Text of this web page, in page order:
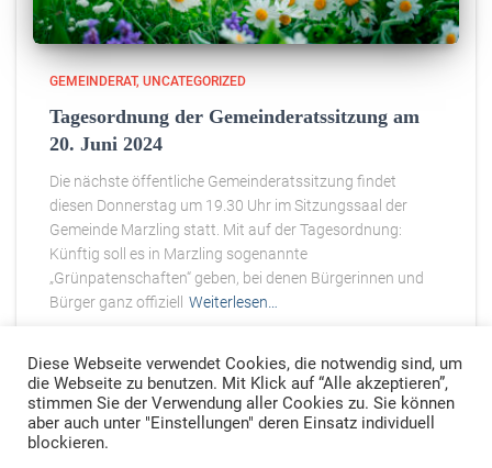
GEMEINDERAT UNCATEGORIZED
Tagesordnung der Gemeinderatssitzung am
20. Juni 2024
Die nächste öffentliche Gemeinderatssitzung findet
diesen Donnerstag um 19.30 Uhr im Sitzungssaal der
Gemeinde Marzling statt. Mit auf der Tagesordnung:
Künftig soll es in Marzling sogenannte
„Grünpatenschaften“ geben, bei denen Bürgerinnen und
Bürger ganz offiziell
Weiterlesen…
DATENSCHUTZ
Diese Webseite verwendet Cookies, die notwendig sind, um
die Webseite zu benutzen. Mit Klick auf “Alle akzeptieren”,
stimmen Sie der Verwendung aller Cookies zu. Sie können
aber auch unter "Einstellungen" deren Einsatz individuell
blockieren.